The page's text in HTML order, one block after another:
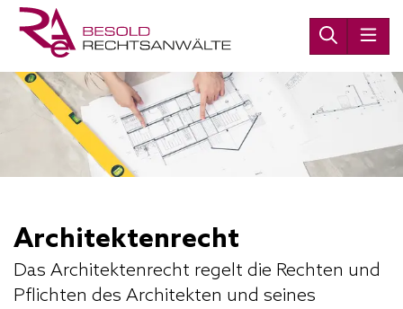
Architektenrecht
Das Architektenrecht regelt die Rechten und
Pflichten des Architekten und seines